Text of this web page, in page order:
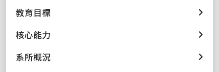
教育目標
核心能力
系所概況